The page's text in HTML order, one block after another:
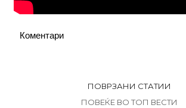
Коментари
ПОВРЗАНИ СТАТИИ
ПОВЕЌЕ ВО ТОП ВЕСТИ